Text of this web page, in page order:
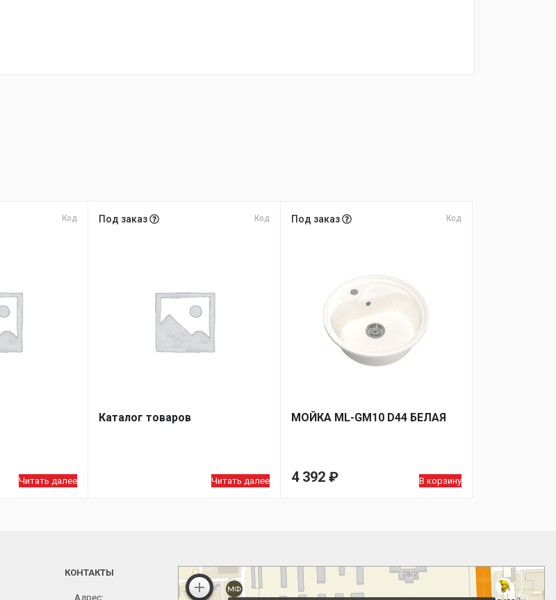
Код
Читать далее
Под заказ Код
Каталог товаров
Читать далее
Под заказ Код
МОЙКA ML-GM10 D44 БЕЛАЯ
4 392 ₽ В корзину
КОНТАКТЫ
Адрес: